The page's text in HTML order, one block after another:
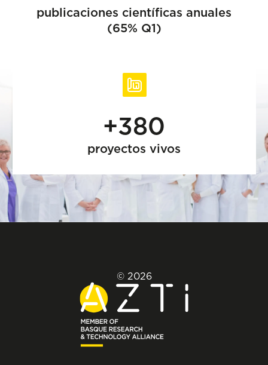
publicaciones científicas anuales
(65% Q1)
+380
proyectos vivos
© 2026